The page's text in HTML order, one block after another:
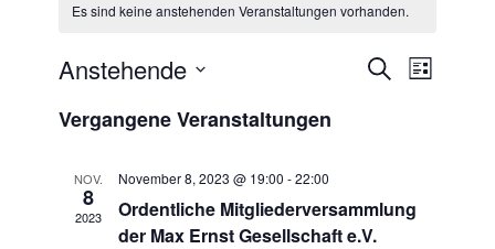
Es sind keine anstehenden Veranstaltungen vorhanden.
SucheListe
Anstehende
wählen.
Vergangene Veranstaltungen
NOV.
8
2023
November 8, 2023 @ 19:00 -22:00
Ordentliche Mitgliederversammlung
der Max Ernst Gesellschaft e.V.